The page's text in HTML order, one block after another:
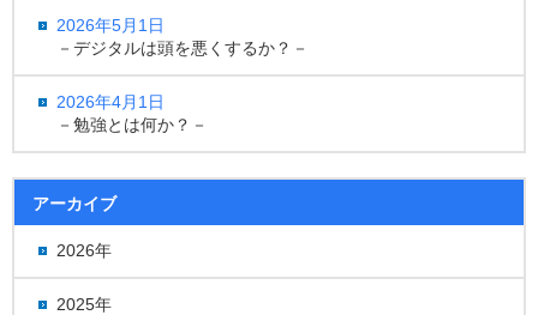
2026年5月1日
－デジタルは頭を悪くするか？－
2026年4月1日
－勉強とは何か？－
アーカイブ
2026年
2025年